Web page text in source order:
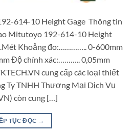
614-10 Height Gage Thông tin
Mitutoyo 192-614-10 Height
Khoảng đo:………….. 0-600mm
Độ chính xác:……….. 0,05mm
cung cấp các loại thiết
Ty TNHH Thương Mại Dịch Vụ
còn cung […]
TỤC ĐỌC →